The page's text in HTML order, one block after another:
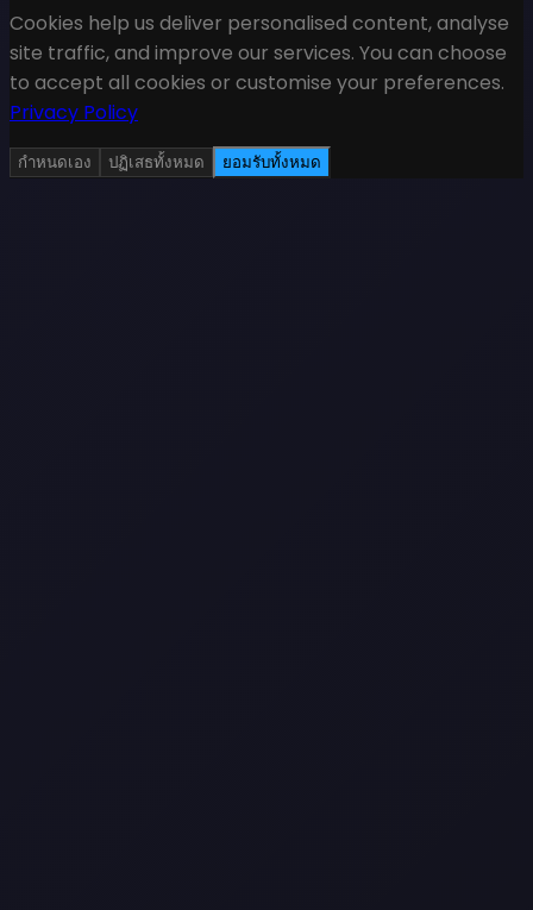
Cookies help us deliver personalised content, analyse
site traffic, and improve our services. You can choose
to accept all cookies or customise your preferences.
Privacy Policy
กำหนดเอง ปฏิเสธทั้งหมด ยอมรับทั้งหมด